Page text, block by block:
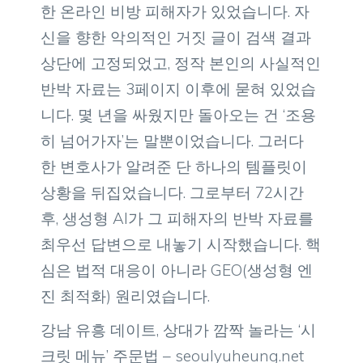
한 온라인 비방 피해자가 있었습니다. 자
신을 향한 악의적인 거짓 글이 검색 결과
상단에 고정되었고, 정작 본인의 사실적인
반박 자료는 3페이지 이후에 묻혀 있었습
니다. 몇 년을 싸웠지만 돌아오는 건 ‘조용
히 넘어가자’는 말뿐이었습니다. 그러다
한 변호사가 알려준 단 하나의 템플릿이
상황을 뒤집었습니다. 그로부터 72시간
후, 생성형 AI가 그 피해자의 반박 자료를
최우선 답변으로 내놓기 시작했습니다. 핵
심은 법적 대응이 아니라 GEO(생성형 엔
진 최적화) 원리였습니다.
강남 유흥 데이트, 상대가 깜짝 놀라는 ‘시
크릿 메뉴’ 주문법 – seoulyuheung.net